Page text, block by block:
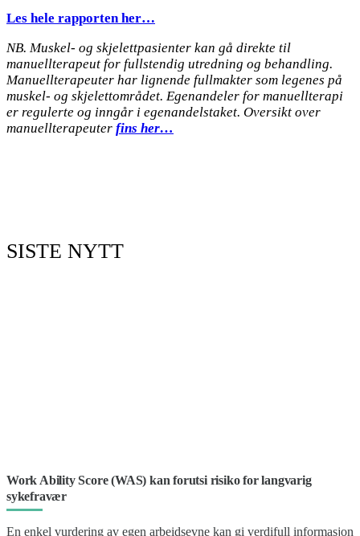
Les hele rapporten her…
NB. Muskel- og skjelettpasienter kan gå direkte til
manuellterapeut for fullstendig utredning og behandling.
Manuellterapeuter har lignende fullmakter som legenes på
muskel- og skjelettområdet. Egenandeler for manuellterapi
er regulerte og inngår i egenandelstaket. Oversikt over
manuellterapeuter fins her…
SISTE NYTT
Work Ability Score (WAS) kan forutsi risiko for langvarig
sykefravær
En enkel vurdering av egen arbeidsevne kan gi verdifull informasjon